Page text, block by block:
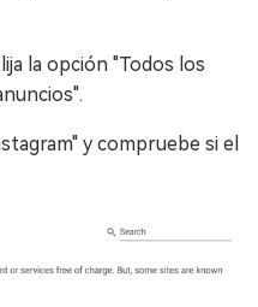
la opción "Todos los
y compruebe si el